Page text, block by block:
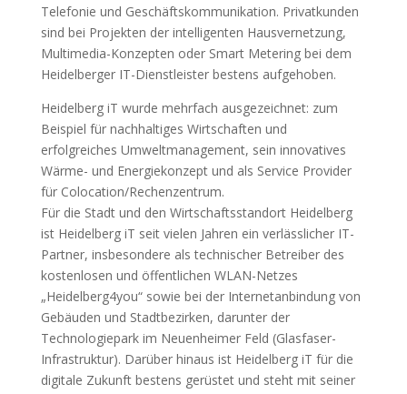
Telefonie und Geschäftskommunikation. Privatkunden
sind bei Projekten der intelligenten Hausvernetzung,
Multimedia-Konzepten oder Smart Metering bei dem
Heidelberger IT-Dienstleister bestens aufgehoben.
Heidelberg iT wurde mehrfach ausgezeichnet: zum
Beispiel für nachhaltiges Wirtschaften und
erfolgreiches Umweltmanagement, sein innovatives
Wärme- und Energiekonzept und als Service Provider
für Colocation/Rechenzentrum.
Für die Stadt und den Wirtschaftsstandort Heidelberg
ist Heidelberg iT seit vielen Jahren ein verlässlicher IT-
Partner, insbesondere als technischer Betreiber des
kostenlosen und öffentlichen WLAN-Netzes
„Heidelberg4you“ sowie bei der Internetanbindung von
Gebäuden und Stadtbezirken, darunter der
Technologiepark im Neuenheimer Feld (Glasfaser-
Infrastruktur). Darüber hinaus ist Heidelberg iT für die
digitale Zukunft bestens gerüstet und steht mit seiner